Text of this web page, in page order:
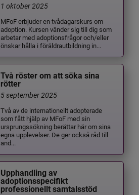
1 oktober 2025
MFoF erbjuder en tvådagarskurs om
adoption. Kursen vänder sig till dig som
arbetar med adoptionsfrågor och/eller
önskar hålla i föräldrautbildning in...
Två röster om att söka sina
rötter
5 september 2025
Två av de internationellt adopterade
som fått hjälp av MFoF med sin
ursprungssökning berättar här om sina
egna upplevelser. De ger också råd till
and...
Upphandling av
adoptionsspecifikt
professionellt samtalsstöd